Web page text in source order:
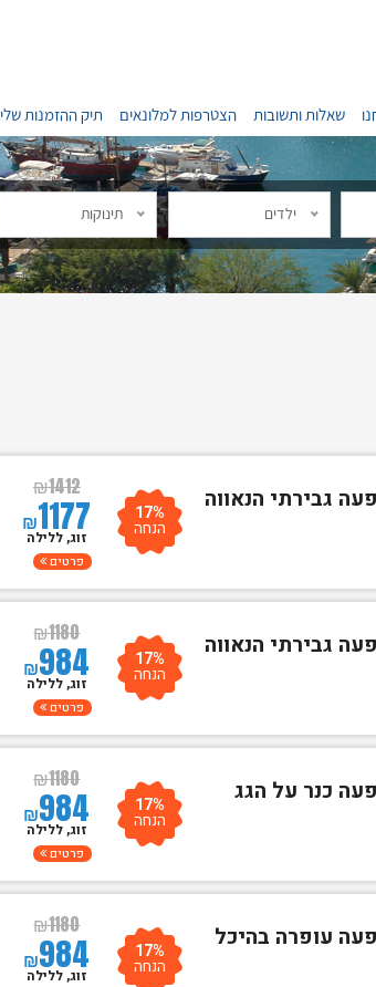
שאלות ותשובות הצטרפות למלונאים תיק ההזמנות שלי
ילדים תינוקות
גבירתי הנאווה
₪1412
₪1177 17%
הנחה זוג, ללילה
פרטים
גבירתי הנאווה
₪1180
₪984 17%
הנחה זוג, ללילה
פרטים
כנר על הגג
₪1180
₪984 17%
הנחה זוג, ללילה
פרטים
עופרה בהיכל
₪1180
₪984 17%
הנחה זוג, ללילה